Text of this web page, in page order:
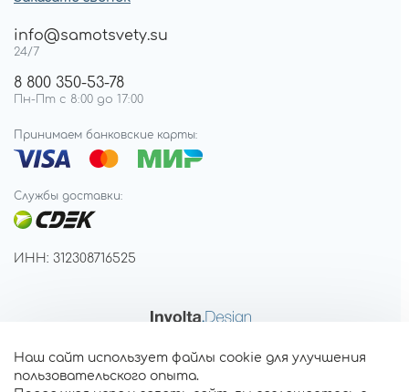
info@samotsvety.su
24/7
8 800 350-53-78
Пн-Пт с 8:00 до 17:00
Принимаем банковские карты:
Службы доставки:
ИНН: 312308716525
Наш сайт использует файлы cookie для улучшения
пользовательского опыта.